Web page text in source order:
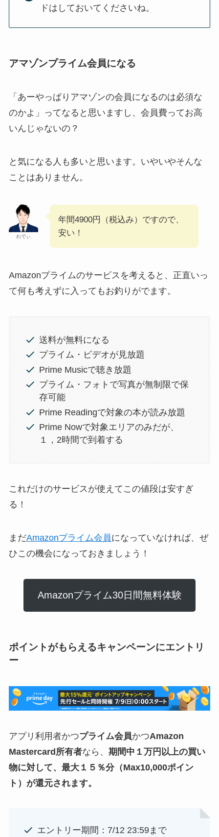
ドはしておいてくださいね。
アマゾンプライム会員になる
「あーやっぱりアマゾンの会員になるのは必須な
のかよ」ってなると思いますし、会員費ってお高
いんじゃないの？
と気になる人も多いと思います。いやいやそんな
ことはありません。
わでぃ
年間4900円（税込み）ですので、
安い！
Amazonプライムのサービスを考えると、正直いっ
て何も考えずに入ってもお釣りがでます。
送料が無料になる
プライム・ビデオが見放題
Prime Musicで聴き放題
プライム・フォトで写真が無制限で保
存可能
Prime Readingで対象の本が読み放題
Prime Nowで対象エリアのみだが、
１，2時間で到着する
これだけのサービスが使えてこの値段は安すぎ
る！
まだAmazonプライム会員になっていなければ、ぜ
ひこの機会になっておきましょう！
Amazonプライム30日間無料体験
ポイントがもらえるキャンペーンにエントリ
ー
アプリ利用者かつプライム会員かつAmazon
Mastercard所有者なら、 期間中１万円以上の買い
物に対して、最大１５％分（Max10,000ポイン
ト）が還元されます。
エントリー期間：7/12 23:59まで